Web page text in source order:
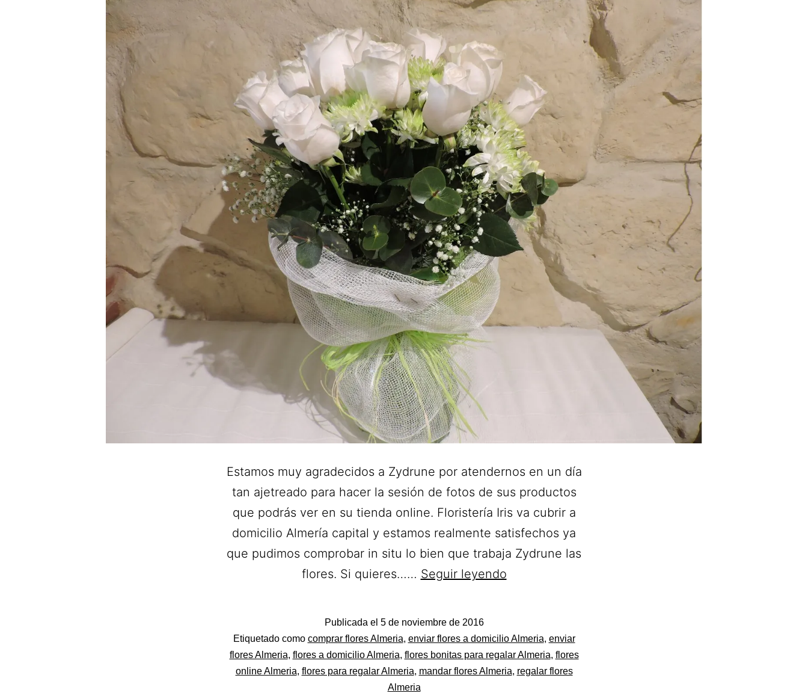
Estamos muy agradecidos a Zydrune por atendernos en un día
tan ajetreado para hacer la sesión de fotos de sus productos
que podrás ver en su tienda online. Floristería Iris va cubrir a
domicilio Almería capital y estamos realmente satisfechos ya
que pudimos comprobar in situ lo bien que trabaja Zydrune las
flores. Si quieres…… Seguir leyendoFloristería
a
domicilio
en
Publicada el 5 de noviembre de 2016
Categorizado
como
Flores
Etiquetado como comprar flores Almeria, enviar flores a domicilio Almeria, enviar
flores Almeria, flores a domicilio Almeria, flores bonitas para regalar Almeria, flores
online Almeria, flores para regalar Almeria, mandar flores Almeria, regalar flores
Almeria